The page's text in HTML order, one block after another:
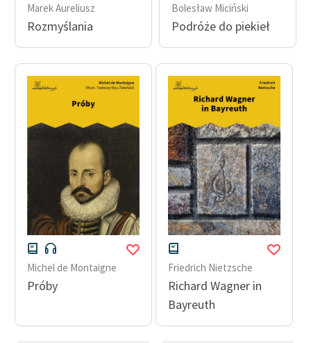
Marek Aureliusz
Rozmyślania
Bolesław Miciński
Podróże do piekieł
Michel de Montaigne
Próby
Friedrich Nietzsche
Richard Wagner in
Bayreuth